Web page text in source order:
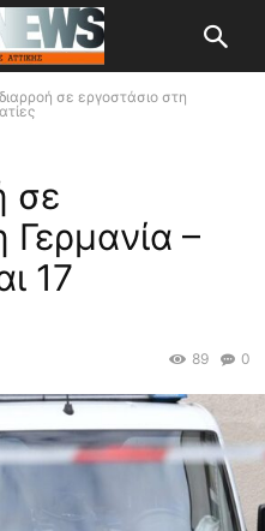
σε εργοστάσιο στη
σε
Γερμανία –
17
0
89